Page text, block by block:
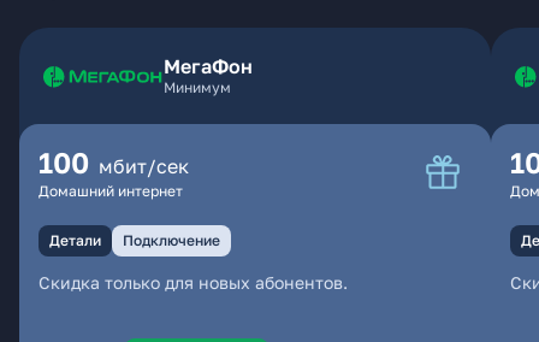
МегаФон
Минимум
100 мбит/сек
Домашний интернет
Детали Подключение
Скидка только для новых абонентов.